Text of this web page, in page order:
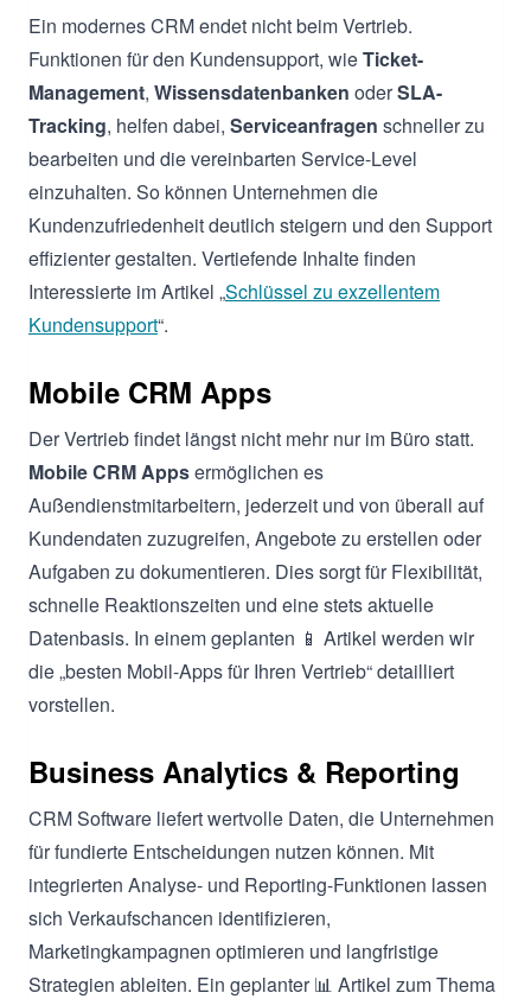
Ein modernes CRM endet nicht beim Vertrieb.
Funktionen für den Kundensupport, wieTicket-
Management, Wissensdatenbanken oderSLA-
Tracking, helfen dabei, Serviceanfragen schneller zu
bearbeiten und die vereinbarten Service-Level
einzuhalten. So können Unternehmen die
Kundenzufriedenheit deutlich steigern und den Support
effizienter gestalten. Vertiefende Inhalte finden
Interessierte im Artikel „Schlüssel zu exzellentem
Kundensupport“.
Mobile CRM Apps
Der Vertrieb findet längst nicht mehr nur im Büro statt.
Mobile CRM Appsermöglichen es
Außendienstmitarbeitern, jederzeit und von überall auf
Kundendaten zuzugreifen, Angebote zu erstellen oder
Aufgaben zu dokumentieren. Dies sorgt für Flexibilität,
schnelle Reaktionszeiten und eine stets aktuelle
Datenbasis. In einem geplanten 📱 Artikel werden wir
die „besten Mobil-Apps für Ihren Vertrieb“ detailliert
vorstellen.
Business Analytics & Reporting
CRM Software liefert wertvolle Daten, die Unternehmen
für fundierte Entscheidungen nutzen können. Mit
integrierten Analyse- und Reporting-Funktionen lassen
sich Verkaufschancen identifizieren,
Marketingkampagnen optimieren und langfristige
Strategien ableiten. Ein geplanter 📊 Artikel zum Thema